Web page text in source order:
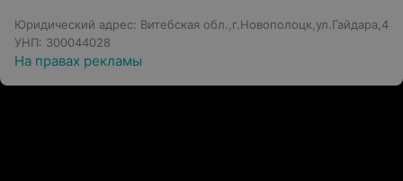
Юридический адрес: Витебская обл.,г.Новополоцк,ул.Гайдара,4
УНП: 300044028
На правах рекламы